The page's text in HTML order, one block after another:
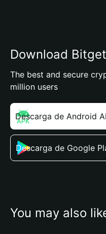
Download
The best and secure
million users
Descarga de Android
Descarga de Google
You may also